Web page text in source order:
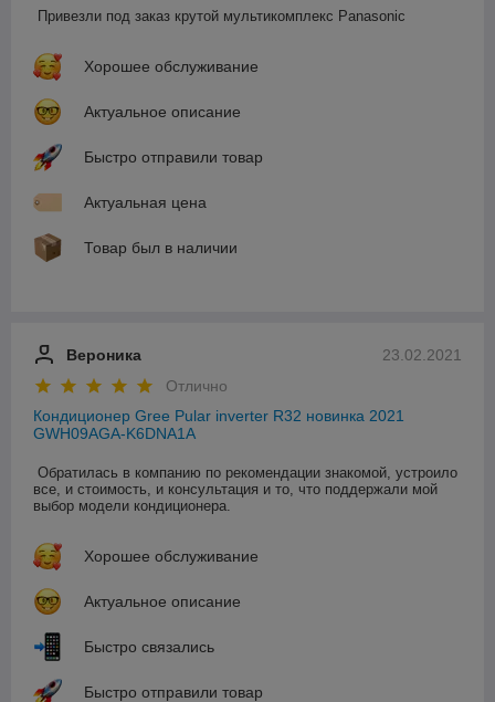
Привезли под заказ крутой мультикомплекс Panasonic
Хорошее обслуживание
Актуальное описание
Быстро отправили товар
Актуальная цена
Товар был в наличии
23.02.2021
Вероника
Отлично
Кондиционер Gree Pular inverter R32 новинка 2021
GWH09AGA-K6DNA1A
Обратилась в компанию по рекомендации знакомой, устроило
все, и стоимость, и консультация и то, что поддержали мой
выбор модели кондиционера.
Хорошее обслуживание
Актуальное описание
Быстро связались
Быстро отправили товар